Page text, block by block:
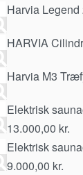
Harvia
HARVIA
Harvia M3
Elektrisk
13.000,00 kr.
Elektrisk
9.000,00 kr.